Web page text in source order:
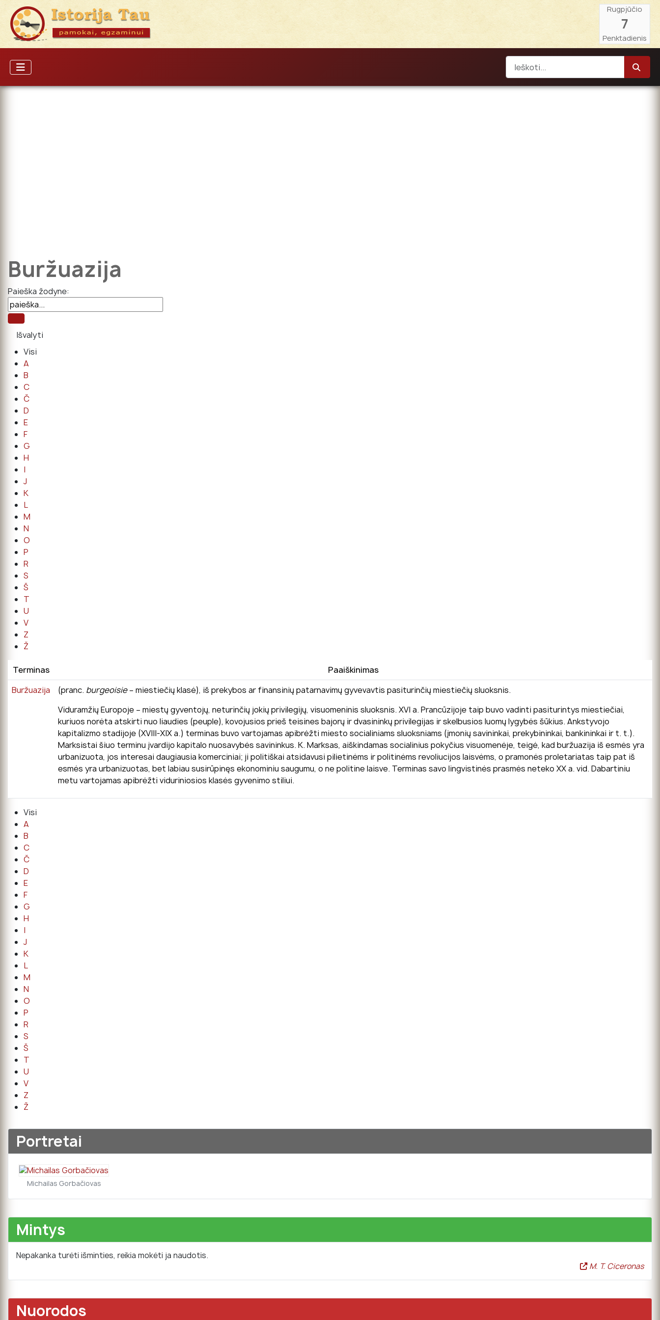
Rugpjūčio
7
Penktadienis
Buržuazija
Paieška žodyne:
Visi
A
B
C
Č
D
E
F
G
H
I
J
K
L
M
N
O
P
R
S
Š
T
U
V
Z
Ž
Terminas
Paaiškinimas
Buržuazija
(pranc. burgeoisie– miestiečių klasė), iš prekybos ar finansinių patarnavimų gyvevavtis pasiturinčių miestiečių sluoksnis.
Viduramžių Europoje – miestų gyventojų, neturinčių jokių privilegijų, visuomeninis sluoksnis. XVI a. Prancūzijoje taip buvo vadinti pasiturintys miestiečiai,
kuriuos norėta atskirti nuo liaudies (peuple), kovojusios prieš teisines bajorų ir dvasininkų privilegijas ir skelbusios luomų lygybės šūkius. Ankstyvojo
kapitalizmo stadijoje (XVIII-XIX a.) terminas buvo vartojamas apibrėžti miesto socialiniams sluoksniams (įmonių savininkai, prekybininkai, bankininkai ir t. t.).
Marksistai šiuo terminu įvardijo kapitalo nuosavybės savininkus. K. Marksas, aiškindamas socialinius pokyčius visuomenėje, teigė, kad buržuazija iš esmės yra
urbanizuota, jos interesai daugiausia komerciniai; ji politiškai atsidavusi pilietinėms ir politinėms revoliucijos laisvėms, o pramonės proletariatas taip pat iš
esmės yra urbanizuotas, bet labiau susirūpinęs ekonominiu saugumu, o ne politine laisve. Terminas savo lingvistinės prasmės neteko XX a. vid. Dabartiniu
metu vartojamas apibrėžti viduriniosios klasės gyvenimo stiliui.
Visi
A
B
C
Č
D
E
F
G
H
I
J
K
L
M
N
O
P
R
S
Š
T
U
V
Z
Ž
Portretai
Michailas Gorbačiovas
Mintys
Nepakanka turėti išminties, reikia mokėti ja naudotis.
M. T. Ciceronas
Nuorodos